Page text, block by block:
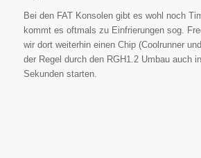
Bei den FAT Konsolen gibt es wohl noch
kommt es oftmals zu Einfrierungen sog.
wir dort weiterhin einen Chip (Coolrunner
der Regel durch den RGH1.2 Umbau auch
Sekunden starten.